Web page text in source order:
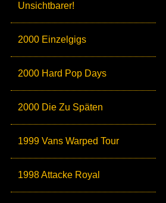
Unsichtbarer!
2000 Einzelgigs
2000 Hard Pop Days
2000 Die Zu Späten
1999 Vans Warped Tour
1998 Attacke Royal